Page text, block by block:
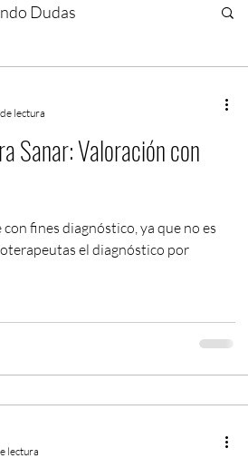
Dudas
Sanar: Valoración con
con fines diagnóstico, ya que no es
el diagnóstico por
lectura
lectura